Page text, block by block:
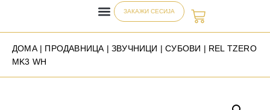
ЗАКАЖИ СЕСИЈА
ДОМА| ПРОДАВНИЦА |ЗВУЧНИЦИ |СУБОВИ | REL TZERO
MK3 WH